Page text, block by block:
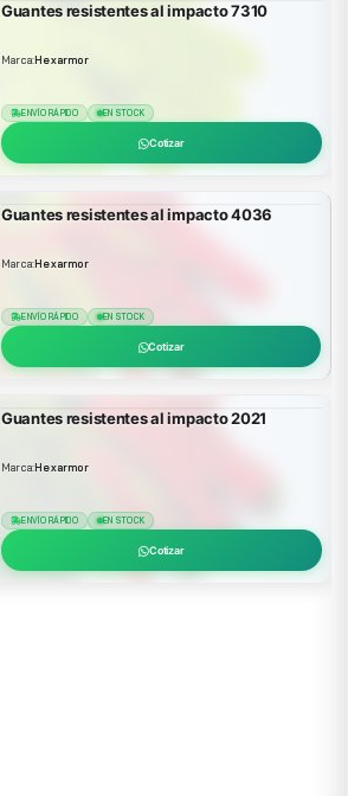
Guantes resistentes al impacto 7310
Marca:Hexarmor
ENVÍO RÁPIDO EN STOCK
Cotizar
Guantes resistentes al impacto 4036
Marca:Hexarmor
ENVÍO RÁPIDO EN STOCK
Cotizar
Guantes resistentes al impacto 2021
Marca:Hexarmor
ENVÍO RÁPIDO EN STOCK
Cotizar